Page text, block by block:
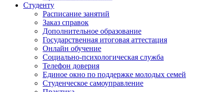
Студенту
Расписание занятий
Заказ справок
Дополнительное образование
Государственная итоговая аттестация
Онлайн обучение
Социально-психологическая служба
Телефон доверия
Единое окно по поддержке молодых семей
Студенческое самоуправление